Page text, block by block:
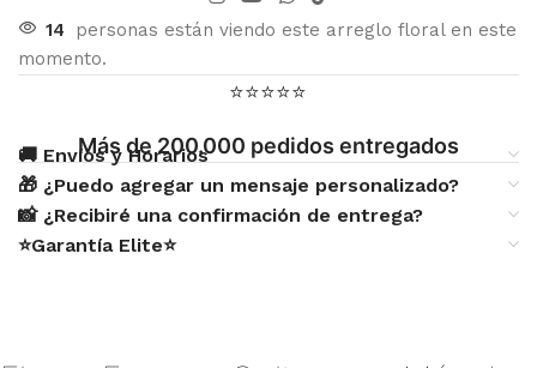
14
personas están viendo este arreglo floral en este
momento.
⭐⭐⭐⭐⭐
Más de 200.000 pedidos entregados
🚚 Envíos y Horarios
🎁 ¿Puedo agregar un mensaje personalizado?
📸 ¿Recibiré una confirmación de entrega?
⭐Garantía Elite⭐